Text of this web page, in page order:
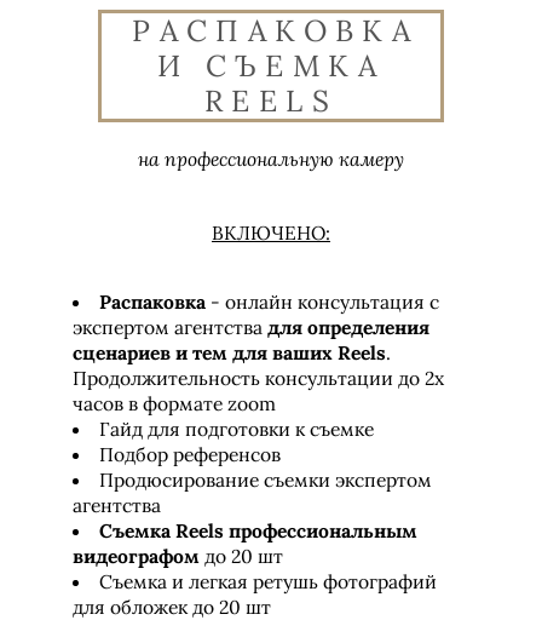
РАСПАКОВКА
И СЪЕМКА
REELS
на профессиональную камеру
ВКЛЮЧЕНО:
Распаковка- онлайн консультация с
экспертом агентства для определения
сценариев и тем для ваших Reels.
Продолжительность консультации до 2х
часов в формате zoom
Гайд для подготовки к съемке
Подбор референсов
Продюсирование съемки экспертом
агентства
Съемка Reels профессиональным
видеографом до 20 шт
Съемка и легкая ретушь фотографий
для обложек до 20 шт